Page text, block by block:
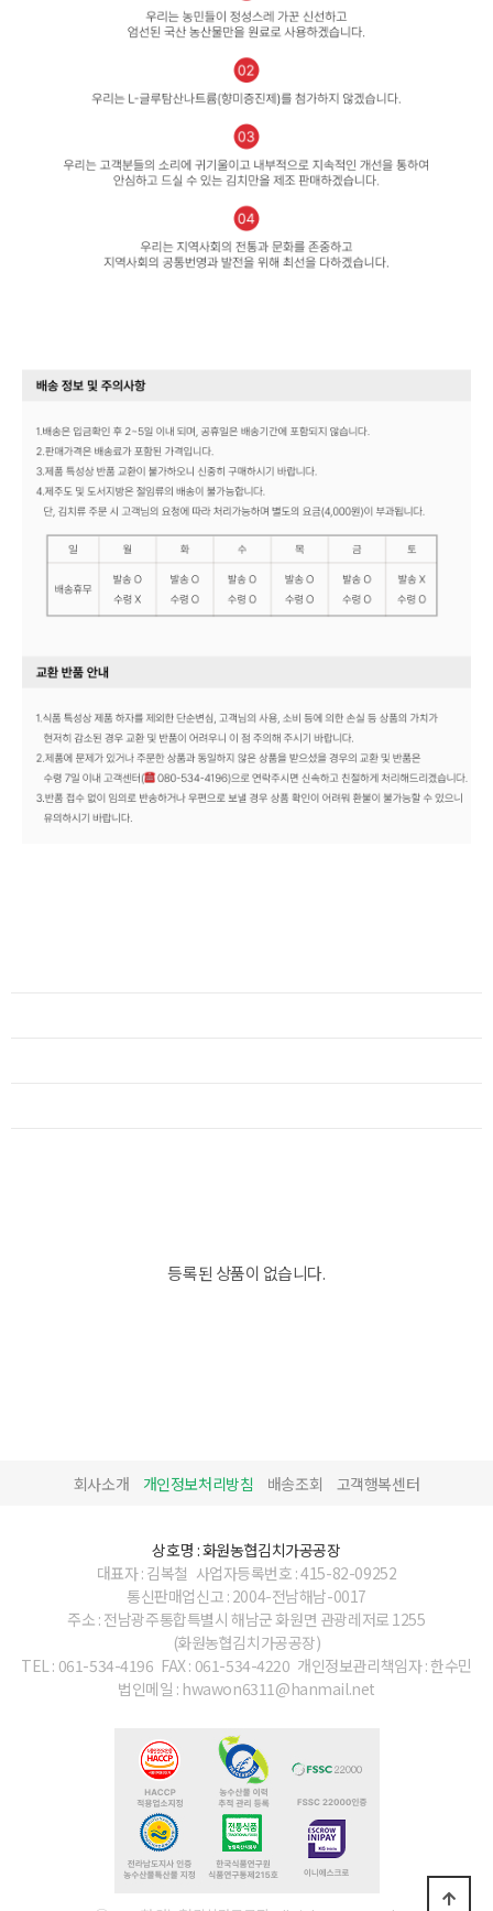
등록된 상품이 없습니다.
회사소개 개인정보처리방침 배송조회 고객행복센터
상호명 : 화원농협김치가공공장
대표자 : 김복철 사업자등록번호 : 415-82-09252
통신판매업신고 : 2004-전남해남-0017
주소 : 전남광주통합특별시 해남군 화원면 관광레저로 1255
(화원농협김치가공공장)
TEL : 061-534-4196 FAX : 061-534-4220 개인정보관리책임자 : 한수민
법인메일 : hwawon6311@hanmail.net